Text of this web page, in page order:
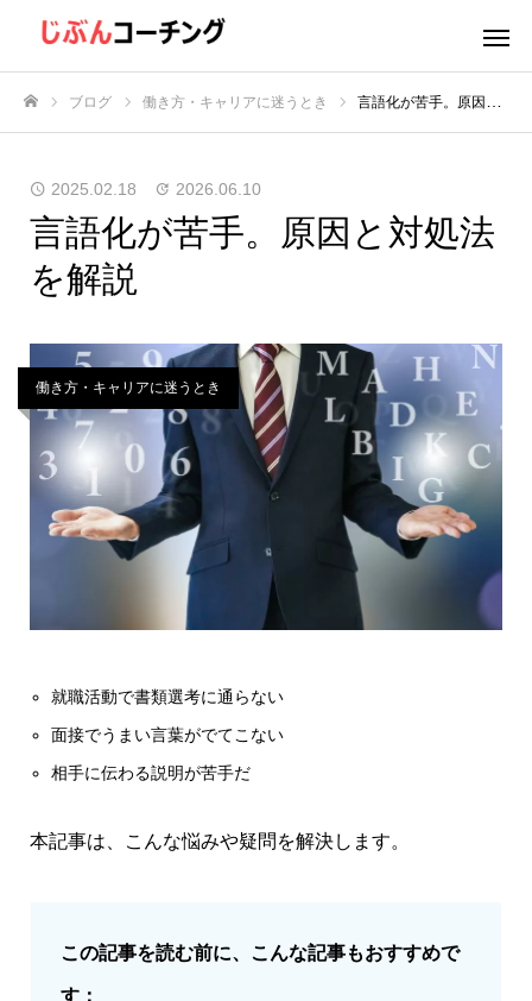
ブログ 働き方・キャリアに迷うとき 言語化が苦手。原因と対処法を解説
2025.02.18 2026.06.10
言語化が苦手。原因と対処法
を解説
働き方・キャリアに迷うとき
就職活動で書類選考に通らない
面接でうまい言葉がでてこない
相手に伝わる説明が苦手だ
本記事は、こんな悩みや疑問を解決します。
この記事を読む前に、こんな記事もおすすめで
す：